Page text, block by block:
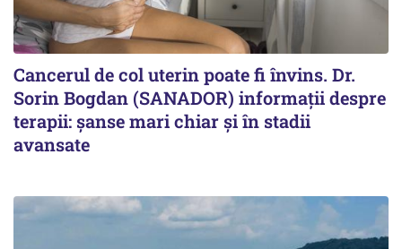
Cancerul de col uterin poate fi învins. Dr.
Sorin Bogdan (SANADOR) informații despre
terapii: șanse mari chiar și în stadii
avansate